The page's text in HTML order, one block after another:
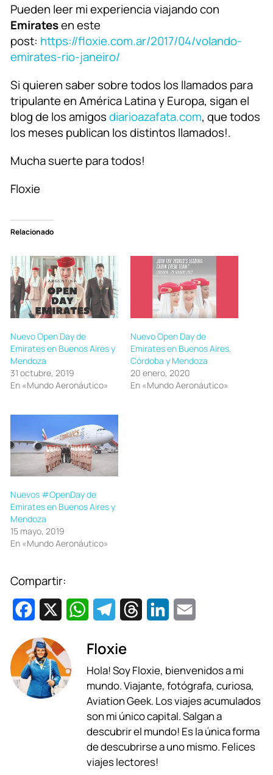
Pueden leer mi experiencia viajando con
Emiratesen este
post: https://floxie.com.ar/2017/04/volando-
emirates-rio-janeiro/
Si quieren saber sobre todos los llamados para
tripulante en América Latina y Europa, sigan el
blog de los amigosdiarioazafata.com, que todos
los meses publican los distintos llamados!.
Mucha suerte para todos!
Floxie
Relacionado
Nuevo Open Day de
Emirates en Buenos Aires y
Mendoza
31 octubre, 2019
En «Mundo Aeronáutico»
Nuevo Open Day de
Emirates en Buenos Aires,
Córdoba y Mendoza
20 enero, 2020
En «Mundo Aeronáutico»
Nuevos #OpenDay de
Emirates en Buenos Aires y
Mendoza
15 mayo, 2019
En «Mundo Aeronáutico»
Compartir:
c
e
b
W
a
t
s
A
p
p
l
e
g
r
a
m
e
a
d
s
k
e
d
i
l
Floxie
Hola! Soy Floxie, bienvenidos a mi
mundo. Viajante, fotógrafa, curiosa,
Aviation Geek. Los viajes acumulados
son mi único capital. Salgan a
descubrir el mundo! Es la única forma
de descubrirse a uno mismo. Felices
viajes lectores!